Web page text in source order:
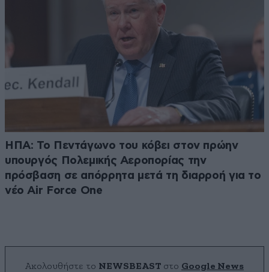
ΗΠΑ: Το Πεντάγωνο του κόβει στον πρώην
υπουργός Πολεμικής Αεροπορίας την
πρόσβαση σε απόρρητα μετά τη διαρροή για το
νέο Air Force One
Ακολουθήστε το NEWSBEAST στο Google News